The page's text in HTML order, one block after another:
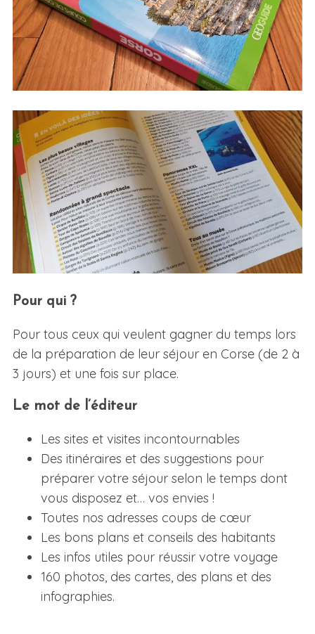
Pour qui ?
Pour tous ceux qui veulent gagner du temps lors
de la préparation de leur séjour en Corse (de 2 à
3 jours) et une fois sur place.
Le mot de l’éditeur
Les sites et visites incontournables
Des itinéraires et des suggestions pour
préparer votre séjour selon le temps dont
vous disposez et… vos envies !
Toutes nos adresses coups de cœur
Les bons plans et conseils des habitants
Les infos utiles pour réussir votre voyage
160 photos, des cartes, des plans et des
infographies.